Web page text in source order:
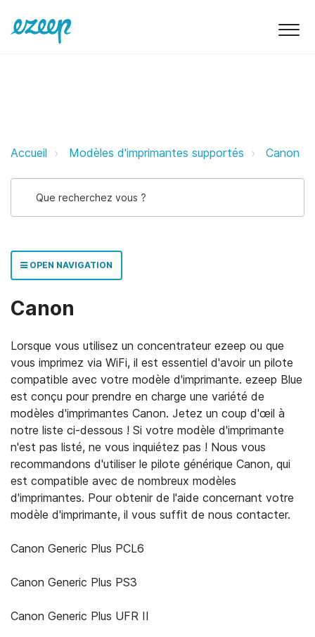
Canon ezeep Support Support
Accueil Modèles d'imprimantes supportés Canon
OPEN NAVIGATION
Canon
Lorsque vous utilisez un concentrateur ezeep ou que
vous imprimez via WiFi, il est essentiel d'avoir un pilote
compatible avec votre modèle d'imprimante. ezeep Blue
est conçu pour prendre en charge une variété de
modèles d'imprimantes Canon. Jetez un coup d'œil à
notre liste ci-dessous ! Si votre modèle d'imprimante
n'est pas listé, ne vous inquiétez pas ! Nous vous
recommandons d'utiliser le pilote générique Canon, qui
est compatible avec de nombreux modèles
d'imprimantes. Pour obtenir de l'aide concernant votre
modèle d'imprimante, il vous suffit de nous contacter.
Canon Generic Plus PCL6
Canon Generic Plus PS3
Canon Generic Plus UFR II